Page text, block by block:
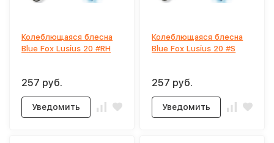
Колеблющаяся блесна
Blue Fox Lusius 20 #RH
257 руб.
Уведомить
Колеблющаяся блесна
Blue Fox Lusius 20 #S
257 руб.
Уведомить